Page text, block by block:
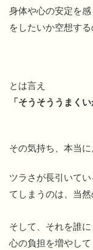
身体や心の安定を
をしたいか空想する
とは言え
「そうそううまくい
その気持ち、本当に
ツラさが長引いて
てしまうのは、当然
そして、それを誰
心の負担を増やして